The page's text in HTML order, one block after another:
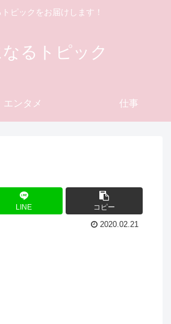
ピックをお届けします！
るトピック
エンタメ 仕事
LINE コピー
2020.02.21